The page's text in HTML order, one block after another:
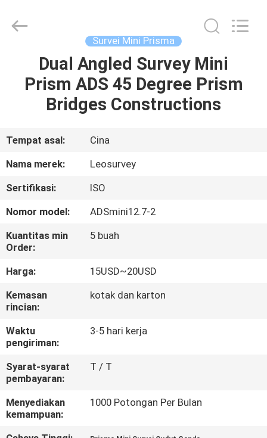
RUMAH
PRODUK
TENTANG
KAMI
TUR
PABRIK
KONTROL
KUALITAS
HUBUNGI
KAMI
PERMINTAAN
SITEMAP
Instrument
Co.,Ltd.
Survei Mini Prisma
Dual Angled Survey Mini
Prism ADS 45 Degree Prism
Bridges Constructions
Tempat asal:
Cina
Nama merek:
Leosurvey
Sertifikasi:
ISO
Nomor model:
ADSmini12.7-2
Kuantitas min
Order:
5 buah
Harga:
15USD~20USD
Kemasan
rincian:
kotak dan karton
Waktu
pengiriman:
3-5 hari kerja
Syarat-syarat
pembayaran:
T / T
Menyediakan
kemampuan:
1000 Potongan Per Bulan